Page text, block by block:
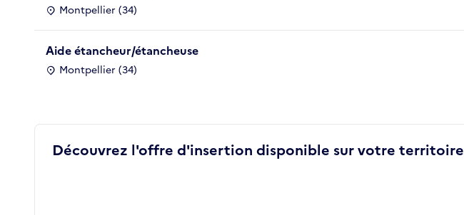
Montpellier (34)
Aide étancheur/étancheuse
Montpellier (34)
Découvrez l'offre d'insertion disponible sur votre territoire